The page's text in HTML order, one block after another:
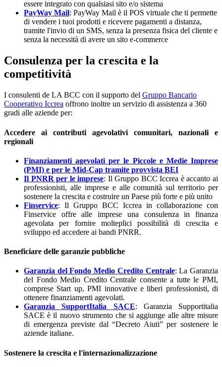
essere integrato con qualsiasi sito e/o sistema
PayWay Mail: PayWay Mail è il POS virtuale che ti permette
di vendere i tuoi prodotti e ricevere pagamenti a distanza,
tramite l'invio di un SMS, senza la presenza fisica del cliente e
senza la necessità di avere un sito e-commerce
Consulenza per la crescita e la
competitività
I consulenti de LA BCC con il supporto del Gruppo Bancario
Cooperativo Iccrea offrono inoltre un servizio di assistenza a 360
gradi alle aziende per:
Accedere ai contributi agevolativi comunitari, nazionali e
regionali
Finanziamenti agevolati per le Piccole e Medie Imprese
(PMI) e per le Mid-Cap tramite provvista BEI
Il PNRR per le imprese: Il Gruppo BCC Iccrea è accanto ai
professionisti, alle imprese e alle comunità sul territorio per
sostenere la crescita e costruire un Paese più forte e più unito
Finservice: Il Gruppo BCC Iccrea in collaborazione con
Finservice offre alle imprese una consulenza in finanza
agevolata per fornire molteplici possibilità di crescita e
sviluppo ed accedere ai bandi PNRR.
Beneficiare delle garanzie pubbliche
Garanzia del Fondo Medio Credito Centrale: La Garanzia
del Fondo Medio Credito Centrale consente a tutte le PMI,
comprese Start up, PMI innovative e liberi professionisti, di
ottenere finanziamenti agevolati.
Garanzia SupportItalia SACE: Garanzia Supportitalia
SACE è il nuovo strumento che si aggiunge alle altre misure
di emergenza previste dal “Decreto Aiuti” per sostenere le
aziende italiane.
Sostenere la crescita e l'internazionalizzazione